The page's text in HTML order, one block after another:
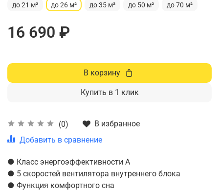
до 21 м² до 26 м² до 35 м² до 50 м² до 70 м²
(0)
В избранное
Добавить в сравнение
16 690 ₽
В корзину
Купить в 1 клик
● Класс энергоэффективности А
● 5 скоростей вентилятора внутреннего блока
● Функция комфортного сна